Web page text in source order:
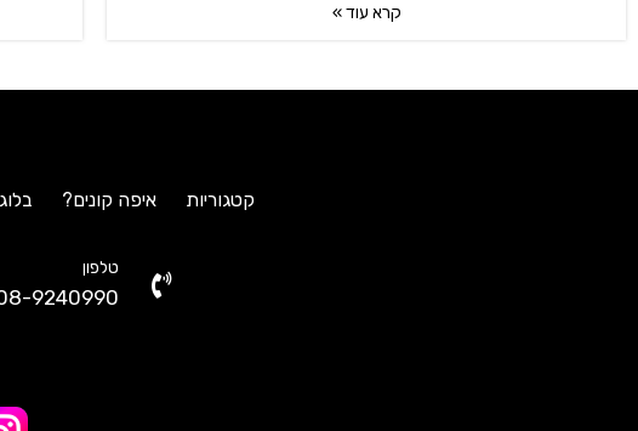
קרא עוד »
קטגוריות איפה קונים?
טלפון
9240990